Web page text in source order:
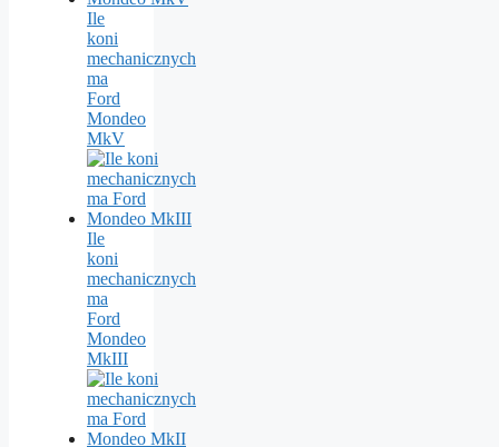
Ile
koni
mechanicznych
ma
Ford
Mondeo
MkV
Ile
koni
mechanicznych
ma
Ford
Mondeo
MkIII